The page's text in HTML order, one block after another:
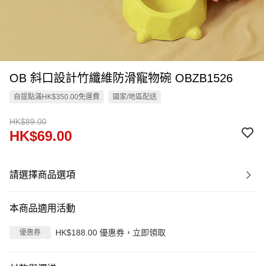
OB 斜口設計竹纖維防滑寵物碗 OBZB1526
自提點滿HK$350.00免運費 國家/地區配送
HK$89.00
HK$69.00
請選擇商品選項
本商品適用活動
優惠券 HK$188.00 優惠券，立即領取